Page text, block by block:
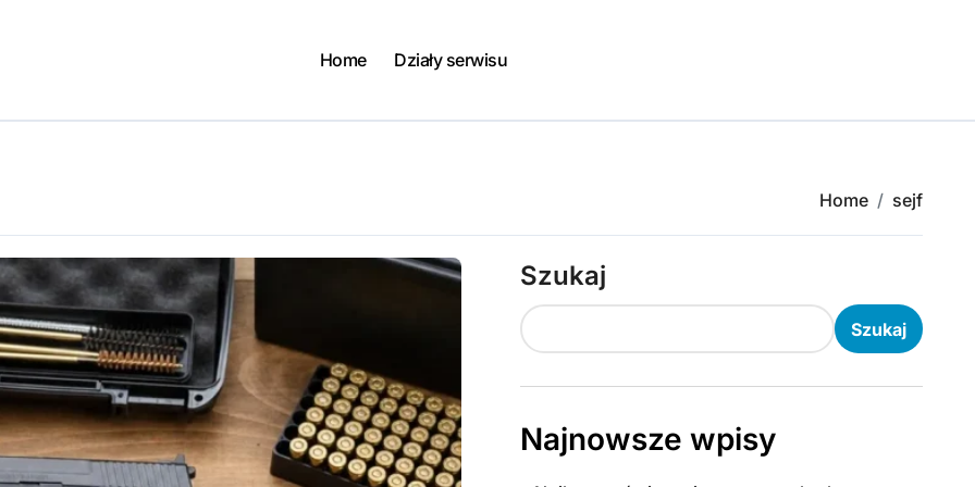
Home Działy serwisu
Home sejf
Szukaj
Szukaj
Najnowsze wpisy